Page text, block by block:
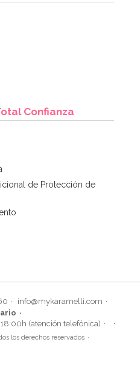
Confianza
de Protección de
info@mykaramelli.com
(atención telefónica)
los derechos reservados